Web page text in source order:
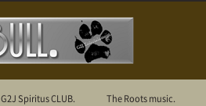
G2J Spiritus CLUB. The Roots music.